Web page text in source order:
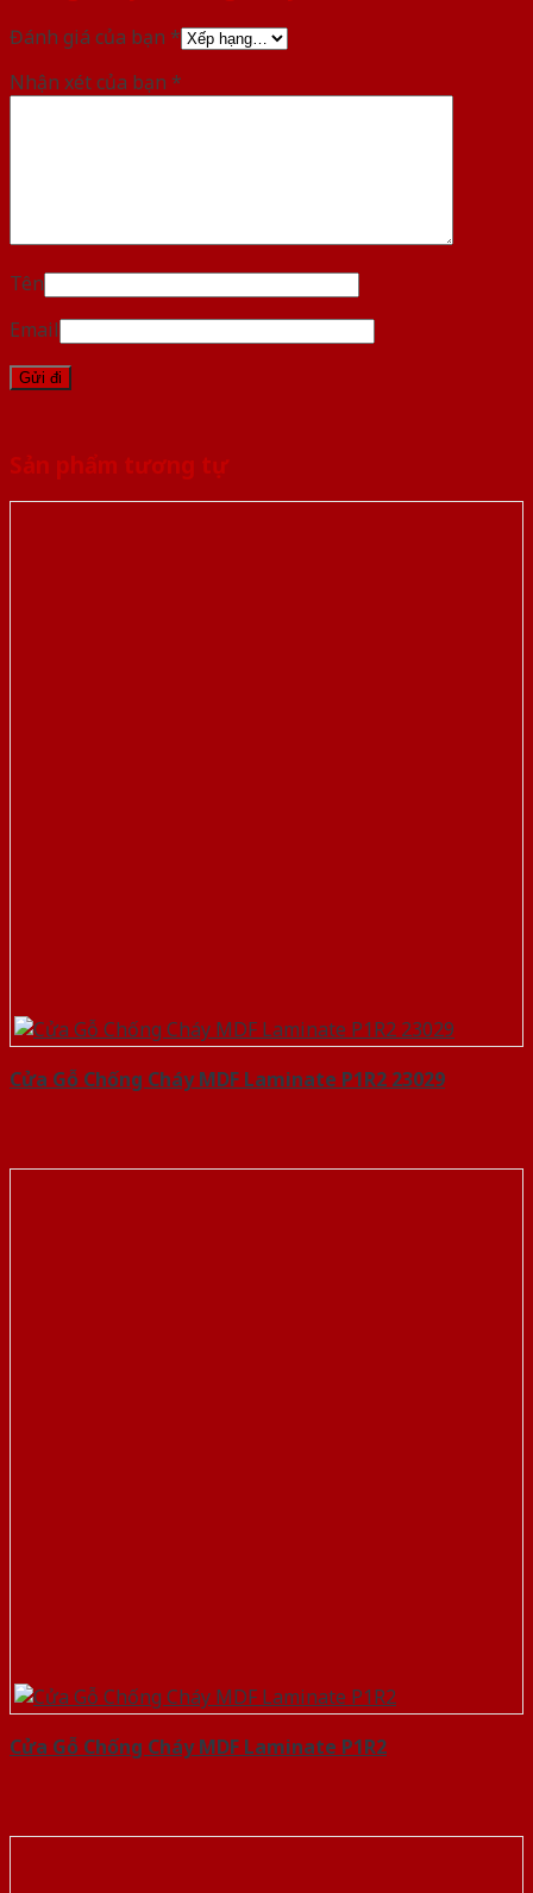
Đánh giá của bạn *
Nhận xét của bạn *
Tên
Email
Sản phẩm tương tự
Cửa Gỗ Chống Cháy MDF Laminate P1R2 23029
Cửa Gỗ Chống Cháy MDF Laminate P1R2